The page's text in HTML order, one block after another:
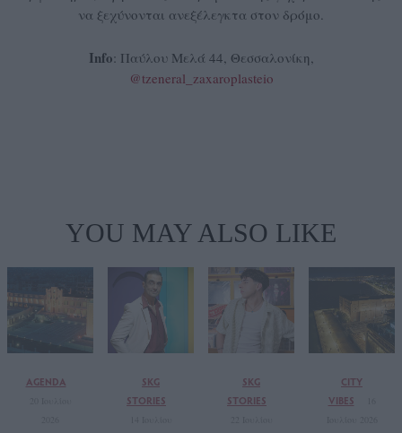
να ξεχύνονται ανεξέλεγκτα στον δρόμο.
Info: Παύλου Μελά 44, Θεσσαλονίκη,
@tzeneral_zaxaroplasteio
YOU MAY ALSO LIKE
AGENDA
SKG
STORIES
SKG
STORIES
CITY
VIBES